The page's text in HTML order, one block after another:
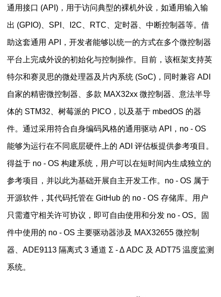
通用接口 (API)，用于访问典型的裸机外设，如通用输入输
出 (GPIO)、SPI、I2C、RTC、定时器、中断控制器等。借
助这套通用 API，开发者能够以统一的方式在多个微控制器
平台上完成外设的初始化与控制操作。目前，该框架支持英
特尔和赛灵思的微处理器及片内系统 (SoC)，同时兼容 ADI
自家的精密微控制器、多款 MAX32xx 微控制器、意法半导
体的 STM32、树莓派的 PICO，以及基于 mbedOS 的器
件。通过采用符合自身编码风格的通用驱动 API，no - OS
能够为运行在不同底层硬件上的 ADI 评估板提供参考项目。
得益于 no - OS 构建系统，用户可以在短时间内生成独立的
参考项目，并以此为基础开展自主开发工作。no - OS 属于
开源软件，其代码托管在 GitHub 的 no - OS 存储库。用户
只需遵守相关许可协议，即可自由使用和分发 no - OS。固
件中使用的 no - OS 主要驱动器涉及 MAX32655 微控制
器、ADE9113 隔离式 3 通道 Σ - Δ ADC 及 ADT75 温度监测
系统。